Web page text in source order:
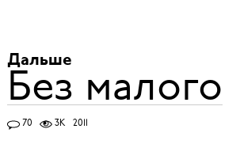
Дальше
Без малого
70 3K 2011